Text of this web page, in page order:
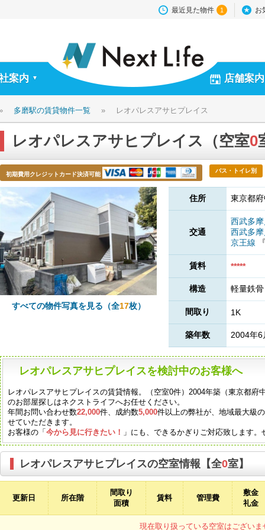
最近見た物件 1 お
案内 ▼ 店舗案内
多磨駅の賃貸物件一覧 » レオパレスアサヒプレイス
レオパレスアサヒプレイス（空室0
初期費用クレジットカード決済可能
バス・トイレ別
すべての物件写真を見る（全17枚）
住所 東京都
交通
西武多
西武多
京王線
賃料 *****
構造 軽量鉄骨
間取り 1K
築年数 2004年6
レオパレスアサヒプレイスを検討中のお客様へ
レオパレスアサヒプレイスの賃貸情報。（空室0件）2004年築（東京都府
のお部屋探しはネクストライフへお任せください。
年間お問い合わせ数22,000件、成約数5,000件以上の弊社が、地域最大級
せていただきます。
お客様の「今から見に行きたい！ 」にも、できるかぎりご対応致します
レオパレスアサヒプレイスの空室情報【全0室】
更新日 所在階
間取り
面積
賃料 管理費
敷金
礼金
現在取り扱っている空室はございま